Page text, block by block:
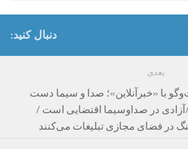
دنبال کنید:
بعدی
با «خبرآنلاین»؛ صدا و سیما دست
در صداوسیما اقتضایی است /
در فضای مجازی تبلیغات می‌کنند